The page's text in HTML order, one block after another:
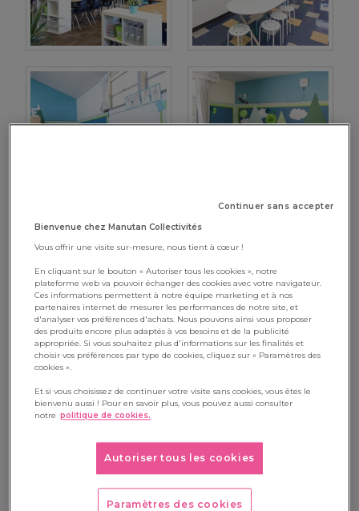
Continuer sans accepter
Bienvenue chez Manutan Collectivités
Vous offrir une visite sur-mesure, nous tient à cœur !
En cliquant sur le bouton « Autoriser tous les cookies », notre
plateforme web va pouvoir échanger des cookies avec votre navigateur.
Ces informations permettent à notre équipe marketing et à nos
partenaires internet de mesurer les performances de notre site, et
d'analyser vos préférences d'achats. Nous pouvons ainsi vous proposer
des produits encore plus adaptés à vos besoins et de la publicité
appropriée. Si vous souhaitez plus d'informations sur les finalités et
choisir vos préférences par type de cookies, cliquez sur « Paramètres des
cookies ».
Et si vous choisissez de continuer votre visite sans cookies, vous êtes le
bienvenu aussi ! Pour en savoir plus, vous pouvez aussi consulter
notre politique de cookies.
Autoriser tous les cookies
Paramètres des cookies